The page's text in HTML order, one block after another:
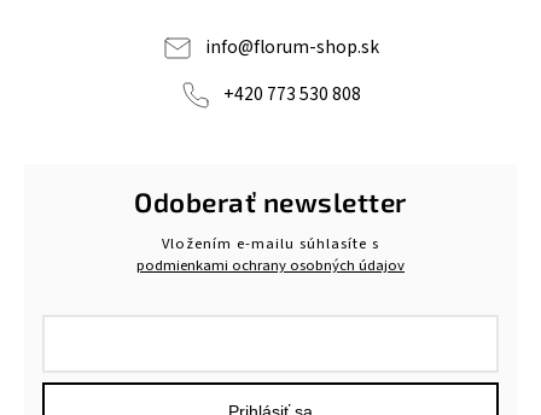
info@florum-shop.sk
+420 773 530 808
Odoberať newsletter
Vložením e-mailu súhlasíte s
podmienkami ochrany osobných údajov